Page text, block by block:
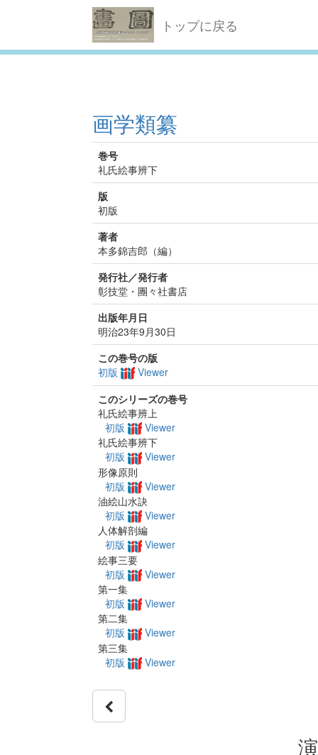
トップに戻る
画学類纂
巻号
礼氏絵事辨下
版
初版
著者
本多錦吉郎（編）
発行社／発行者
彰技堂・團々社書店
出版年月日
明治23年9月30日
この巻号の版
初版
Viewer
このシリーズの巻号
礼氏絵事辨上
初版
Viewer
礼氏絵事辨下
初版
Viewer
形像原則
初版
Viewer
油絵山水訣
初版
Viewer
人体解剖編
初版
Viewer
絵事三要
初版
Viewer
第一集
初版
Viewer
第二集
初版
Viewer
第三集
初版
Viewer